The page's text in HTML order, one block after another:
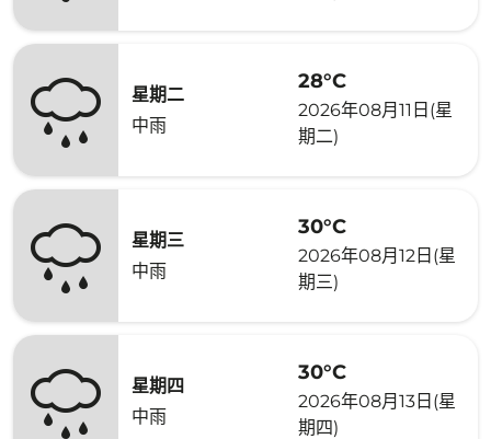
星期二
中雨
28°C
2026年08月11日(星
期二)
星期三
中雨
30°C
2026年08月12日(星
期三)
星期四
中雨
30°C
2026年08月13日(星
期四)